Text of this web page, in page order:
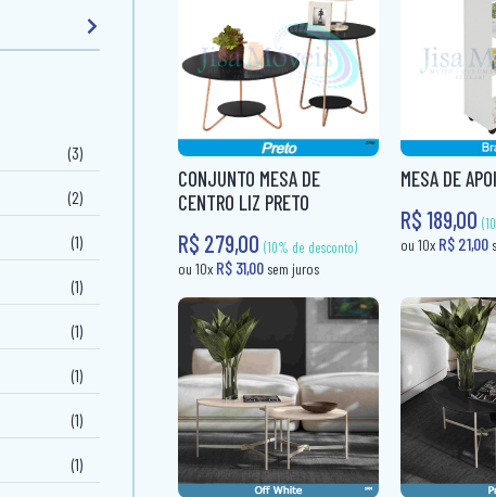
(3)
(2)
(1)
(1)
(1)
(1)
(1)
(1)
(10% de
ou 10x R$ 37,80sem juros
CONJUNTO MESA DE
CENTRO LIZ PRETO
R$ 279,00
MESA DE
R$ 189,00